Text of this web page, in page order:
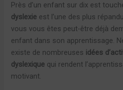
Près d’un enfant sur dix est
dyslexie est l’une des plus
vous vous êtes peut-être déjà
enfant dans son apprentissage.
existe de nombreuses idées
dyslexique qui rendent
motivant.